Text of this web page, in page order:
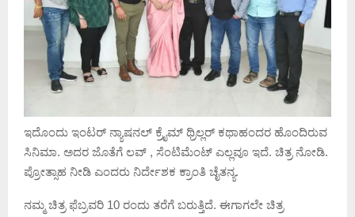
ಇದೊಂದು ಇಂಟರ್ ನ್ಯಾಷನಲ್ ಕ್ರೈಮ್ ಥ್ರಿಲ್ಲರ್ ಕಥಾಹಂದರ ಹೊಂದಿರುವ
ಸಿನಿಮಾ. ಅದರ ಜೊತೆಗೆ ಲವ್ , ಸೆಂಟಿಮೆಂಟ್ ಎಲ್ಲವೂ ಇದೆ. ಚಿತ್ರ ನೋಡಿ.
ಪ್ರೋತ್ಸಾಹ ನೀಡಿ ಎಂದರು ನಿರ್ದೇಶಕ ಕ್ರಾಂತಿ ಚೈತನ್ಯ.
ನಮ್ಮ ಚಿತ್ರ ಫೆಬ್ರವರಿ 10 ರಂದು ತರೆಗೆ ಬರುತ್ತಿದೆ. ಈಗಾಗಲೇ ಚಿತ್ರ